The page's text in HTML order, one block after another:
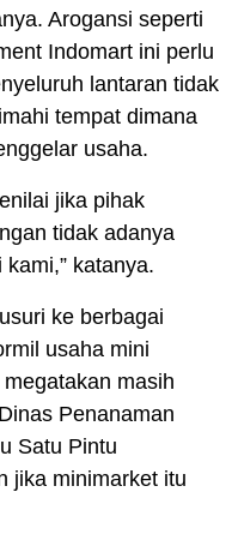
Arogansi seperti
Indomart ini perlu
lantaran tidak
tempat dimana
usaha.
jika pihak
tidak adanya
katanya.
ke berbagai
usaha mini
masih
Penanaman
Satu Pintu
jika minimarket itu